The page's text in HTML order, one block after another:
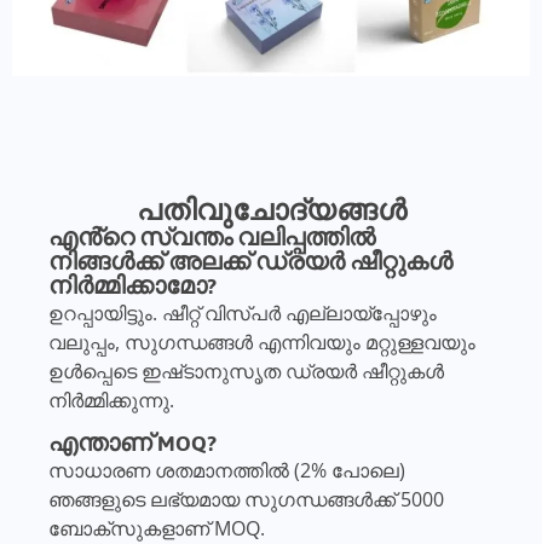
പതിവുചോദ്യങ്ങൾ
എൻ്റെ സ്വന്തം വലിപ്പത്തിൽ
നിങ്ങൾക്ക് അലക്ക് ഡ്രയർ ഷീറ്റുകൾ
നിർമ്മിക്കാമോ?
ഉറപ്പായിട്ടും. ഷീറ്റ് വിസ്പർ എല്ലായ്പ്പോഴും
വലുപ്പം, സുഗന്ധങ്ങൾ എന്നിവയും മറ്റുള്ളവയും
ഉൾപ്പെടെ ഇഷ്‌ടാനുസൃത ഡ്രയർ ഷീറ്റുകൾ
നിർമ്മിക്കുന്നു.
എന്താണ് MOQ?
സാധാരണ ശതമാനത്തിൽ (2% പോലെ)
ഞങ്ങളുടെ ലഭ്യമായ സുഗന്ധങ്ങൾക്ക് 5000
ബോക്സുകളാണ് MOQ.